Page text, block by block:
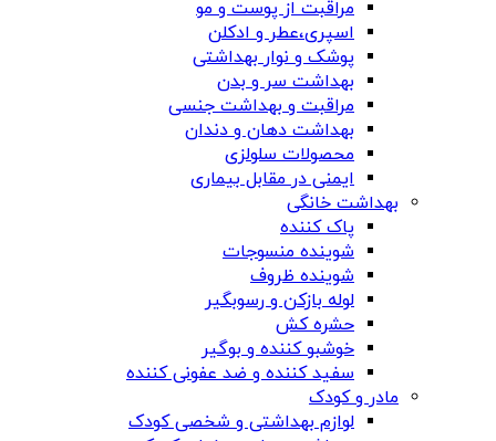
مراقبت از پوست و مو
اسپری،عطر و ادکلن
پوشک و نوار بهداشتی
بهداشت سر و بدن
مراقبت و بهداشت جنسی
بهداشت دهان و دندان
محصولات سلولزی
ایمنی در مقابل بیماری
بهداشت خانگی
پاک کننده
شوینده منسوجات
شوینده ظروف
لوله بازکن و رسوبگیر
حشره کش
خوشبو کننده و بوگیر
سفید کننده و ضد عفونی کننده
مادر و کودک
لوازم بهداشتی و شخصی کودک